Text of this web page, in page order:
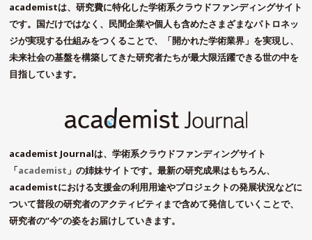
academistは、研究費に特化した学術系クラウドファンディングサイト
です。国だけではなく、民間企業や個人も含めたさまざまなパトロネッ
ジが実現する仕組みをつくることで、「開かれた学術業界」を実現し、
未来社会の基盤を構築してきた研究者たちが最大限活躍できる世の中を
目指しています。
academist Journalは、学術系クラウドファンディングサイト
「academist 」の姉妹サイトです。最新の研究成果はもちろん、
academistにおける支援金の利用用途やプロジェクトの発展状況などに
ついて普段の研究者のアクティビティまで含めて発信していくことで、
研究者の“今”の姿をお届けしていきます。